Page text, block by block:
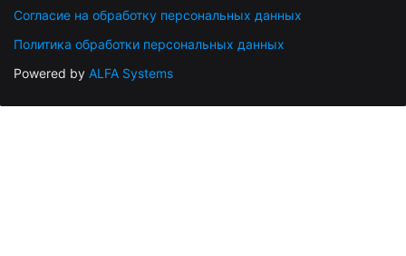
Согласие на обработку персональных данных
Политика обработки персональных данных
Powered by ALFA Systems